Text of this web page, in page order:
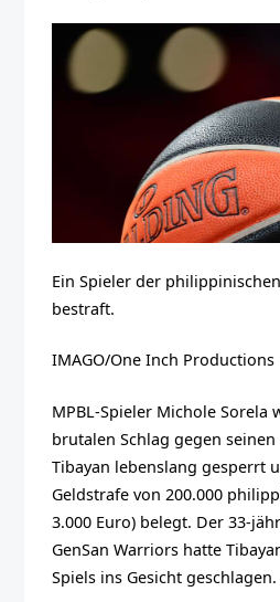
Ein Spieler der
bestraft.
IMAGO/One Inch Productions
MPBL-Spieler Michole Sorela
brutalen Schlag gegen seinen
Tibayan lebenslang gesperrt
Geldstrafe von 200.000
3.000 Euro) belegt. Der 33-
GenSan Warriors hatte
Spiels ins Gesicht geschlagen.